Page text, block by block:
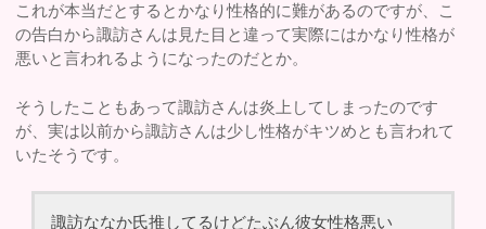
これが本当だとするとかなり性格的に難があるのですが、こ
の告白から諏訪さんは見た目と違って実際にはかなり性格が
悪いと言われるようになったのだとか。
そうしたこともあって諏訪さんは炎上してしまったのです
が、実は以前から諏訪さんは少し性格がキツめとも言われて
いたそうです。
諏訪ななか氏推してるけどたぶん彼女性格悪い